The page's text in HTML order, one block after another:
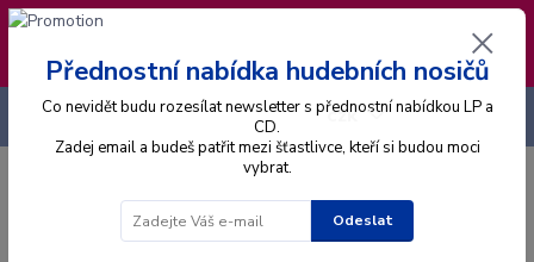
❣️ Od 4.8. do 13.8. čerpám dovolenou. Datum
expedice objednávek se posouvá na pátek
14.8.2026 🐋
CZK
+420 725 736 293
Přednostní nabídka hudebních nosičů
Co nevidět budu rozesílat newsletter s přednostní nabídkou LP a
CD.
Zadej email a budeš patřit mezi šťastlivce, kteří si budou moci
vybrat.
Odeslat